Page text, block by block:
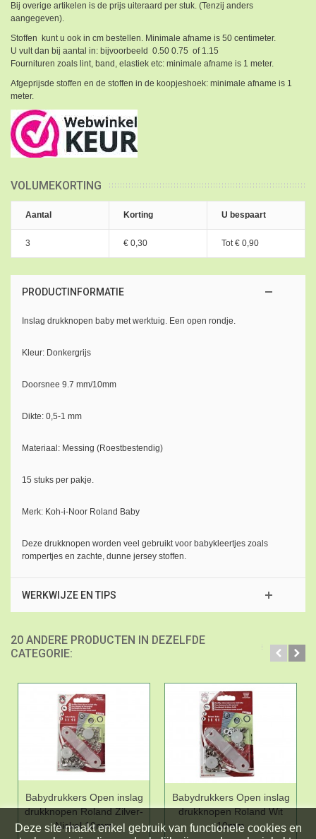
Bij overige artikelen is de prijs uiteraard per stuk. (Tenzij anders
aangegeven).
Stoffen kunt u ook in cm bestellen. Minimale afname is 50 centimeter.
U vult dan bij aantal in: bijvoorbeeld 0.50 0.75 of 1.15
Fournituren zoals lint, band, elastiek etc: minimale afname is 1 meter.
Afgeprijsde stoffen en de stoffen in de koopjeshoek: minimale afname is 1
meter.
VOLUMEKORTING
Aantal Korting U bespaart
3 € 0,30 Tot€ 0,90
PRODUCTINFORMATIE
Inslag drukknopen baby met werktuig. Een open rondje.
Kleur: Donkergrijs
Doorsnee 9.7 mm/10mm
Dikte: 0,5-1 mm
Materiaal: Messing (Roestbestendig)
15 stuks per pakje.
Merk: Koh-i-Noor Roland Baby
Deze drukknopen worden veel gebruikt voor babykleertjes zoals
rompertjes en zachte, dunne jersey stoffen.
WERKWIJZE EN TIPS
20 ANDERE PRODUCTEN IN DEZELFDE
CATEGORIE:
Babydrukkers Open inslag
drukknopen Roland Zilver-
Nickel 10mm
Babydrukkers Open inslag
drukknopen Roland Wit
10mm
Deze site maakt enkel gebruik van functionele cookies en